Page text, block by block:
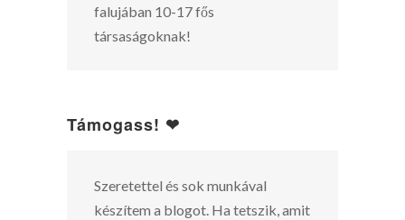
falujában 10-17 fős
társaságoknak!
Támogass! ❤
Szeretettel és sok munkával
készítem a blogot. Ha tetszik, amit